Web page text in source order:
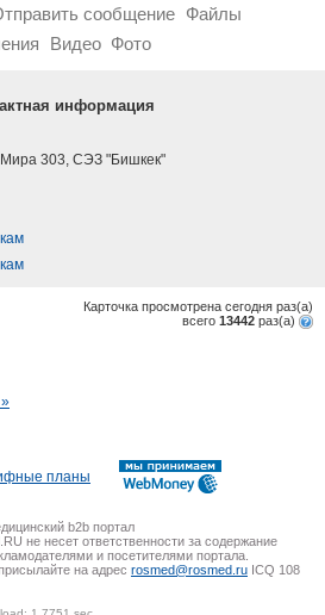
сообщение Файлы
Видео Фото
информация
303, СЭЗ "Бишкек"
Карточка просмотрена сегодня раз(a)
всего 13442 раз(a)
планы
b2b портал
не несет ответственности за содержание
и посетителями портала.
на адрес rosmed@rosmed.ru ICQ 108